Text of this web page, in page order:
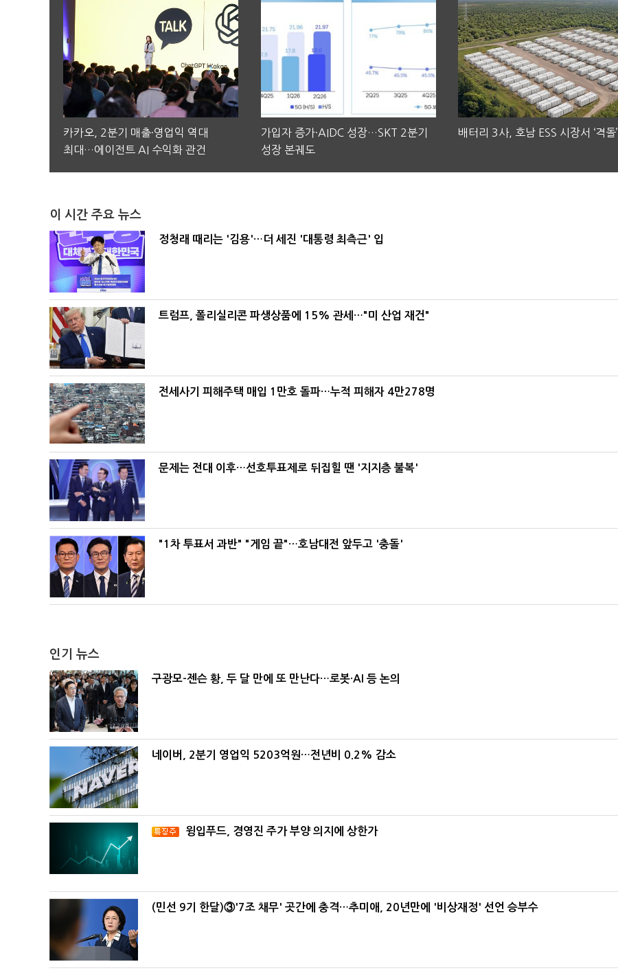
카카오, 2분기 매출·영업익 역대
최대…에이전트 AI 수익화 관건
가입자 증가·AIDC 성장…SKT 2분기
성장 본궤도
배터리 3사, 호남 ESS 시장서 ‘격돌’
이 시간 주요 뉴스
정청래 때리는 '김용'…더 세진 '대통령 최측근' 입
트럼프, 폴리실리콘 파생상품에 15% 관세…"미 산업 재건"
전세사기 피해주택 매입 1만호 돌파…누적 피해자 4만278명
문제는 전대 이후…선호투표제로 뒤집힐 땐 '지지층 불복'
"1차 투표서 과반" "게임 끝"…호남대전 앞두고 '충돌'
인기 뉴스
구광모-젠슨 황, 두 달 만에 또 만난다…로봇·AI 등 논의
네이버, 2분기 영업익 5203억원…전년비 0.2% 감소
윙입푸드, 경영진 주가 부양 의지에 상한가
(민선 9기 한달)③'7조 채무' 곳간에 충격…추미애, 20년만에 '비상재정' 선언 승부수